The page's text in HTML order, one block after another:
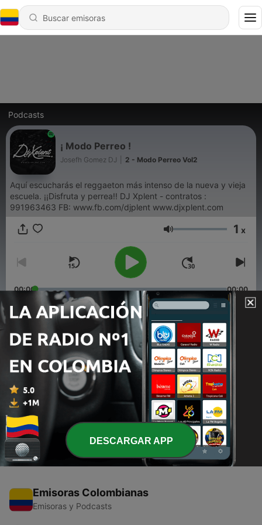
Podcasts
¡ Modo Perreo !
Josefh Gomez DJ 2 - Modo Perreo Vol2
Aquí escucharás el reggaeton más intenso de la nueva y vieja
escuela. ¡¡Disfruta y perrea!! DJ Xplent - contratos :
991963463 FB: www.fb.com/djplent www.djxplent.com
Volumen 1 x
00:00 00:00
Episodios
2 - Modo Perreo Vol2
1 - Modo Perreo Vol1
21 mar. 2020
Emisoras Colombianas
Emisoras y Podcasts
DESCARGAR APP